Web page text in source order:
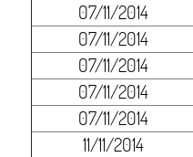
07/11/2014
07/11/2014
07/11/2014
07/11/2014
07/11/2014
11/11/2014